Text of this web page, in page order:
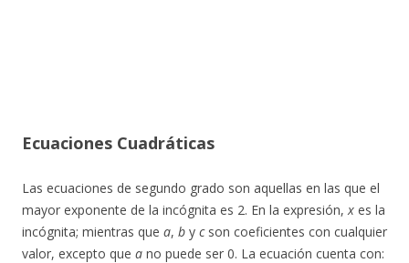
Ecuaciones Cuadráticas
Las ecuaciones de segundo grado son aquellas en las que el
mayor exponente de la incógnita es 2. En la expresión,x es la
incógnita; mientras que a, b y cson coeficientes con cualquier
valor, excepto que a no puede ser 0. La ecuación cuenta con: